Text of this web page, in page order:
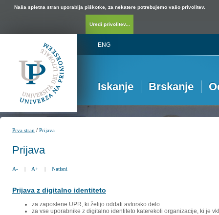
Naša spletna stran uporablja piškotke, za nekatere potrebujemo vašo privolitev.
Uredi privolitev...
ENG
Iskanje Brskanje
Prva stran /Prijava
Prijava
A- | A+ | Natisni
Prijava z digitalno identiteto
za zaposlene UPR, ki želijo oddati avtorsko delo
za vse uporabnike z digitalno identiteto katerekoli organizacije, ki je